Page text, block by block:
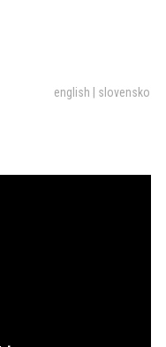
english slovensko